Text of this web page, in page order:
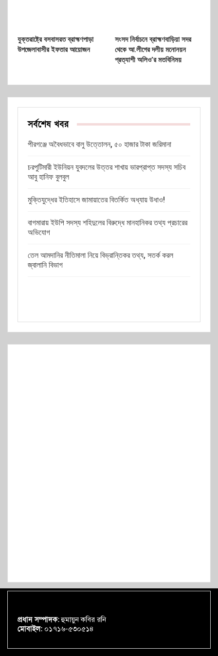
যুক্তরাষ্ট্রে বসবাসরত ব্রাহ্মণপাড়া
উপজেলাবাসীর ইফতার আয়োজন
সংসদ নির্বাচনে ব্রাহ্মণবাড়িয়া সদর
থেকে আ.লীগের দলীয় মনোনয়ন
প্রত্যাশী অলিও’র মতবিনিময়
সর্বশেষ খবর
পীরগঞ্জে অবৈধভাবে বালু উত্তোলন, ৫০ হাজার টাকা জরিমানা
চরপুটিমারী ইউনিয়ন যুবদলের উত্তর শাখায় ভারপ্রাপ্ত সদস্য সচিব
আবু হানিফ বুলবুল
মুক্তিযুদ্ধের ইতিহাসে জামায়াতের বিতর্কিত অধ্যায় উধাও!
বাগমারায় ইউপি সদস্য শহিদুলের বিরুদ্ধে মানহানিকর তথ্য প্রচারের
অভিযোগ
তেল আমদানির নীতিমালা নিয়ে বিভ্রান্তিকর তথ্য, সতর্ক করল
জ্বালানি বিভাগ
প্রধান সম্পাদক:হুমায়ুন কবির রনি
মোবাইল: ০১৭১৬-৫৩০৫১৪